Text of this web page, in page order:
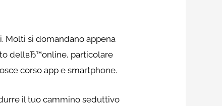
Molti si domandano appena
dellвЂ™online, particolare
corso app e smartphone.
il tuo cammino seduttivo